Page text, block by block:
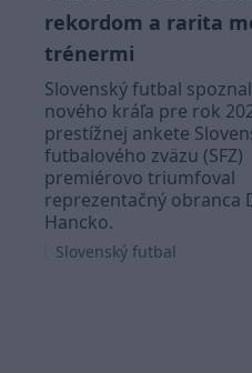
rekordom a rarita
trénermi
Slovenský futbal
nového kráľa pre rok
prestížnej ankete
futbalového zväzu (SFZ)
premiérovo triumfoval
reprezentačný obranca
Hancko.
Slovenský futbal